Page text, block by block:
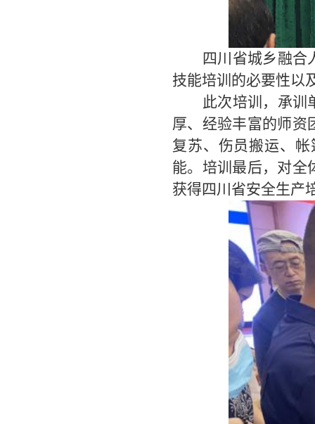
四川省城乡融合
技能培训的必要性以
此次培训，承训
厚、经验丰富的师资
复苏、伤员搬运、
能。培训最后，对全
获得四川省安全生产